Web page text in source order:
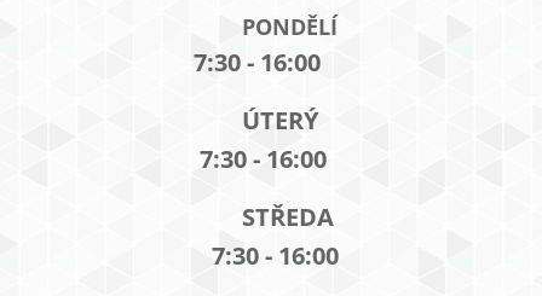
PONDĚLÍ
7:30 - 16:00
ÚTERÝ
7:30 - 16:00
STŘEDA
7:30 - 16:00